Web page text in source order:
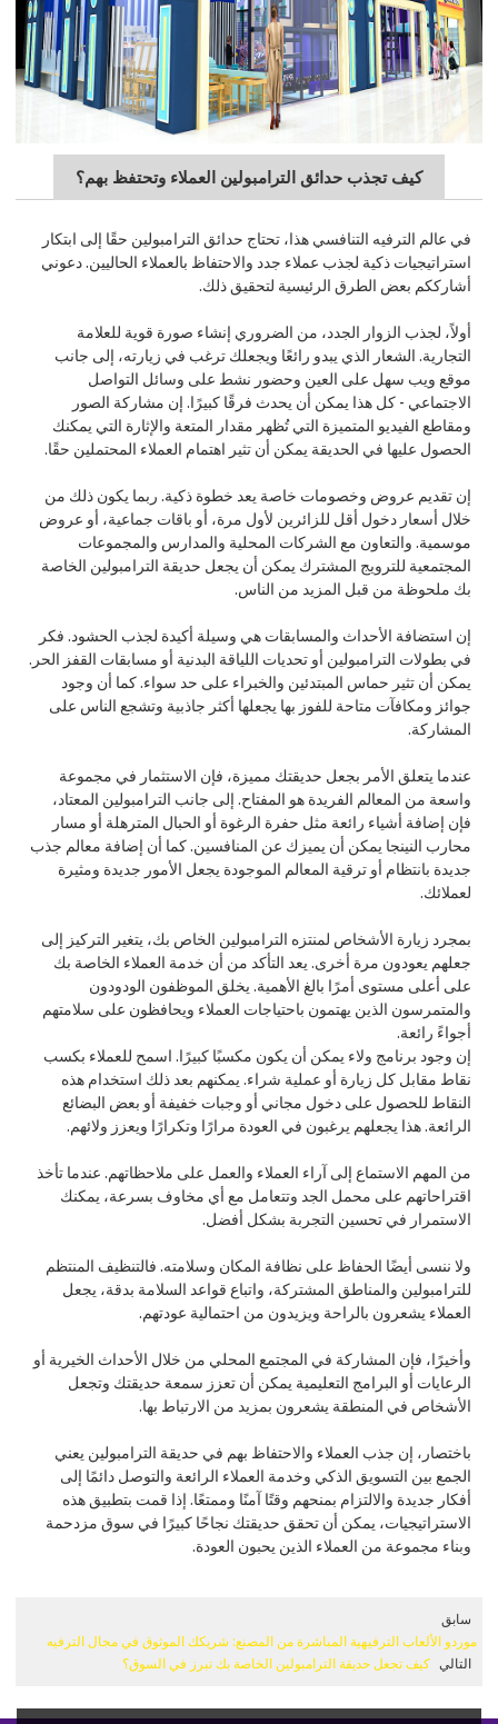
كيف تجذب حدائق الترامبولين العملاء وتحتفظ بهم؟
في عالم الترفيه التنافسي هذا، تحتاج حدائق الترامبولين حقًا إلى ابتكار
استراتيجيات ذكية لجذب عملاء جدد والاحتفاظ بالعملاء الحاليين. دعوني
أشارككم بعض الطرق الرئيسية لتحقيق ذلك.
أولاً، لجذب الزوار الجدد، من الضروري إنشاء صورة قوية للعلامة
التجارية. الشعار الذي يبدو رائعًا ويجعلك ترغب في زيارته، إلى جانب
موقع ويب سهل على العين وحضور نشط على وسائل التواصل
الاجتماعي - كل هذا يمكن أن يحدث فرقًا كبيرًا. إن مشاركة الصور
ومقاطع الفيديو المتميزة التي تُظهر مقدار المتعة والإثارة التي يمكنك
الحصول عليها في الحديقة يمكن أن تثير اهتمام العملاء المحتملين حقًا.
إن تقديم عروض وخصومات خاصة يعد خطوة ذكية. ربما يكون ذلك من
خلال أسعار دخول أقل للزائرين لأول مرة، أو باقات جماعية، أو عروض
موسمية. والتعاون مع الشركات المحلية والمدارس والمجموعات
المجتمعية للترويج المشترك يمكن أن يجعل حديقة الترامبولين الخاصة
بك ملحوظة من قبل المزيد من الناس.
إن استضافة الأحداث والمسابقات هي وسيلة أكيدة لجذب الحشود. فكر
في بطولات الترامبولين أو تحديات اللياقة البدنية أو مسابقات القفز الحر.
يمكن أن تثير حماس المبتدئين والخبراء على حد سواء. كما أن وجود
جوائز ومكافآت متاحة للفوز بها يجعلها أكثر جاذبية وتشجع الناس على
المشاركة.
عندما يتعلق الأمر بجعل حديقتك مميزة، فإن الاستثمار في مجموعة
واسعة من المعالم الفريدة هو المفتاح. إلى جانب الترامبولين المعتاد،
فإن إضافة أشياء رائعة مثل حفرة الرغوة أو الحبال المترهلة أو مسار
محارب النينجا يمكن أن يميزك عن المنافسين. كما أن إضافة معالم جذب
جديدة بانتظام أو ترقية المعالم الموجودة يجعل الأمور جديدة ومثيرة
لعملائك.
بمجرد زيارة الأشخاص لمنتزه الترامبولين الخاص بك، يتغير التركيز إلى
جعلهم يعودون مرة أخرى. يعد التأكد من أن خدمة العملاء الخاصة بك
على أعلى مستوى أمرًا بالغ الأهمية. يخلق الموظفون الودودون
والمتمرسون الذين يهتمون باحتياجات العملاء ويحافظون على سلامتهم
أجواءً رائعة.
إن وجود برنامج ولاء يمكن أن يكون مكسبًا كبيرًا. اسمح للعملاء بكسب
نقاط مقابل كل زيارة أو عملية شراء. يمكنهم بعد ذلك استخدام هذه
النقاط للحصول على دخول مجاني أو وجبات خفيفة أو بعض البضائع
الرائعة. هذا يجعلهم يرغبون في العودة مرارًا وتكرارًا ويعزز ولائهم.
من المهم الاستماع إلى آراء العملاء والعمل على ملاحظاتهم. عندما تأخذ
اقتراحاتهم على محمل الجد وتتعامل مع أي مخاوف بسرعة، يمكنك
الاستمرار في تحسين التجربة بشكل أفضل.
ولا ننسى أيضًا الحفاظ على نظافة المكان وسلامته. فالتنظيف المنتظم
للترامبولين والمناطق المشتركة، واتباع قواعد السلامة بدقة، يجعل
العملاء يشعرون بالراحة ويزيدون من احتمالية عودتهم.
وأخيرًا، فإن المشاركة في المجتمع المحلي من خلال الأحداث الخيرية أو
الرعايات أو البرامج التعليمية يمكن أن تعزز سمعة حديقتك وتجعل
الأشخاص في المنطقة يشعرون بمزيد من الارتباط بها.
باختصار، إن جذب العملاء والاحتفاظ بهم في حديقة الترامبولين يعني
الجمع بين التسويق الذكي وخدمة العملاء الرائعة والتوصل دائمًا إلى
أفكار جديدة والالتزام بمنحهم وقتًا آمنًا وممتعًا. إذا قمت بتطبيق هذه
الاستراتيجيات، يمكن أن تحقق حديقتك نجاحًا كبيرًا في سوق مزدحمة
وبناء مجموعة من العملاء الذين يحبون العودة.
سابق
موردو الألعاب الترفيهية المباشرة من المصنع: شريكك الموثوق في مجال الترفيه
التالي
كيف تجعل حديقة الترامبولين الخاصة بك تبرز في السوق؟